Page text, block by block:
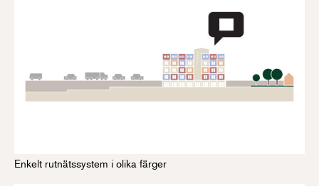
Enkelt rutnätssystem i olika färger